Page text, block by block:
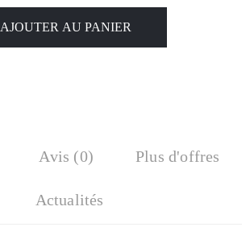
AJOUTER AU PANIER
Avis (0) Plus d'offres
Actualités